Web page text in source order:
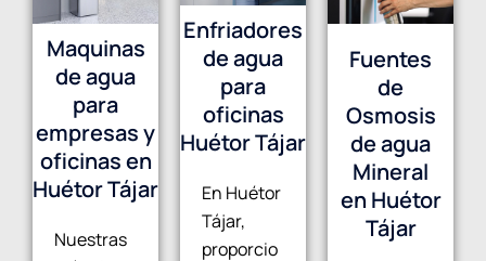
Maquinas
de agua
para
empresas y
oficinas en
Huétor Tájar
Nuestras
Enfriadores
de agua
para
oficinas
Huétor Tájar
En Huétor
Tájar,
proporcio
Fuentes
de
Osmosis
de agua
Mineral
en Huétor
Tájar